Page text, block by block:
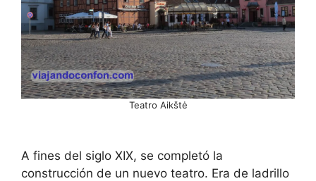
Teatro Aikštė
A fines del siglo XIX, se completó la
construcción de un nuevo teatro. Era de ladrillo